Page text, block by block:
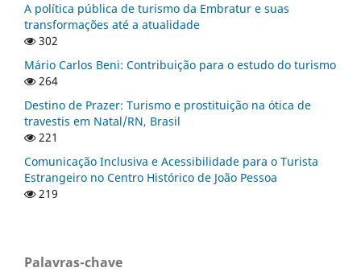
A política pública de turismo da Embratur e suas
transformações até a atualidade
302
Mário Carlos Beni: Contribuição para o estudo do turismo
264
Destino de Prazer: Turismo e prostituição na ótica de
travestis em Natal/RN, Brasil
221
Comunicação Inclusiva e Acessibilidade para o Turista
Estrangeiro no Centro Histórico de João Pessoa
219
Palavras-chave